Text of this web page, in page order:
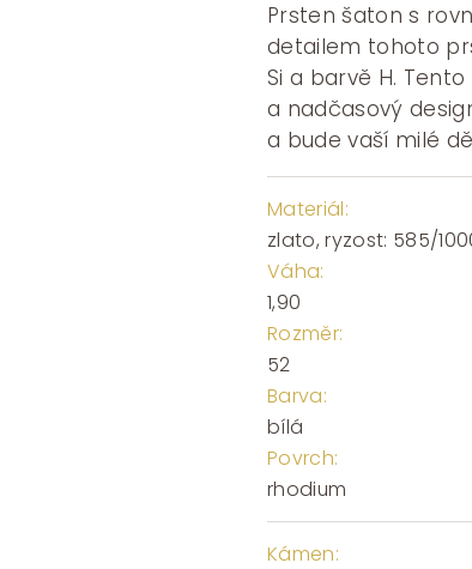
Prsten šaton s
detailem tohoto
Si a barvě H.
a nadčasový
a bude vaší milé
Materiál:
zlato, ryzost: 585/
Váha:
1,90
Rozměr:
52
Barva:
bílá
Povrch:
rhodium
Kámen: